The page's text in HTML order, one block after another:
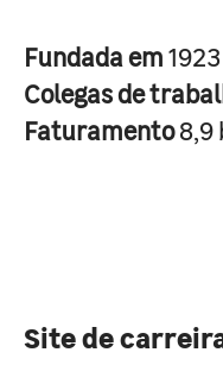
Fundada em1923
Colegas de
Faturamento8,9
Site de